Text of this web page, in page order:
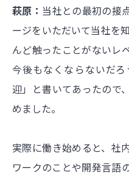
萩原： 当社との最初の接
ージをいただいて当社を
んど触ったことがないレ
今後もなくならないだ
迎」と書いてあったので
めました。
実際に働き始めると、社
ワークのことや開発言語